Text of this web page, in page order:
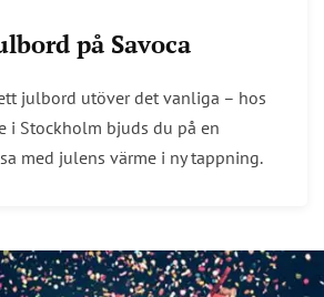
på Savoca
julbord utöver det vanliga – hos
i Stockholm bjuds du på en
med julens värme i ny tappning.